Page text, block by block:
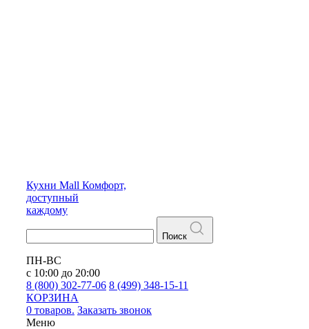
Кухни Mall Комфорт,
доступный
каждому
Поиск
ПН-ВС
с 10:00 до 20:00
8 (800) 302-77-06 8 (499) 348-15-11
КОРЗИНА
0 товаров. Заказать звонок
Меню